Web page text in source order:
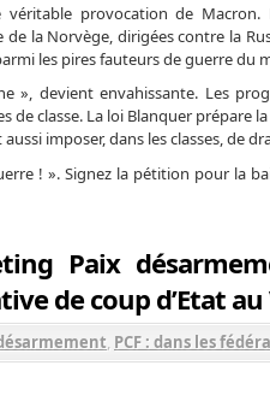
provocation de
la Norvège, dirigées contre la
les pires fauteurs de guerre du
», devient envahissante. Les
de classe. La loi Blanquer
imposer, dans les classes, de
! ». Signez la pétition pour la
Paix
de coup d’Etat
, PCF : dans les